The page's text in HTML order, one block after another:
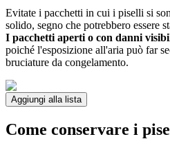
Evitate i pacchetti in cui i piselli si
solido, segno che potrebbero essere
I pacchetti aperti o con danni
poiché l'esposizione all'aria può far
bruciature da congelamento.
Aggiungi alla lista
Come conservare i